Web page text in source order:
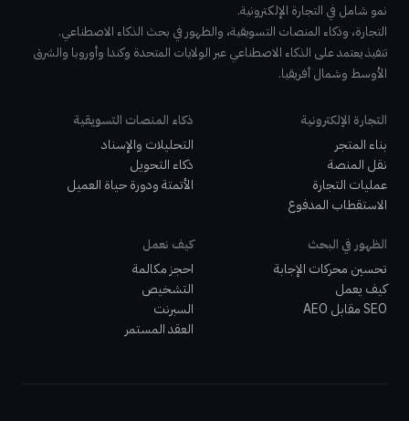
نمو شامل في التجارة الإلكترونية.
التجارة، وذكاء المنصات التسويقية، والظهور في بحث الذكاء الاصطناعي.
تنفيذ يعتمد على الذكاء الاصطناعي عبر الولايات المتحدة وكندا وأوروبا والشرق
الأوسط وشمال أفريقيا.
التجارة الإلكترونية
بناء المتجر
نقل المنصة
عمليات التجارة
الاستقطاب المدفوع
ذكاء المنصات التسويقية
التحليلات والإسناد
ذكاء التحويل
الأتمتة ودورة حياة العميل
الظهور في البحث
تحسين محركات الإجابة
كيف يعمل
SEO مقابل AEO
كيف نعمل
احجز مكالمة
التشخيص
السبرنت
العقد المستمر